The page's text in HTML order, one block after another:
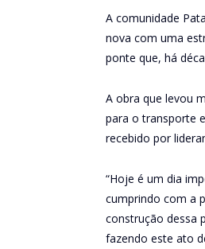
A comunidade
nova com uma
ponte que, há
A obra que levou
para o transporte
recebido por
“Hoje é um dia
cumprindo com a
construção dessa
fazendo este ato